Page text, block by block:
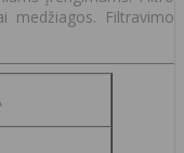
medžiagos. Filtravimo